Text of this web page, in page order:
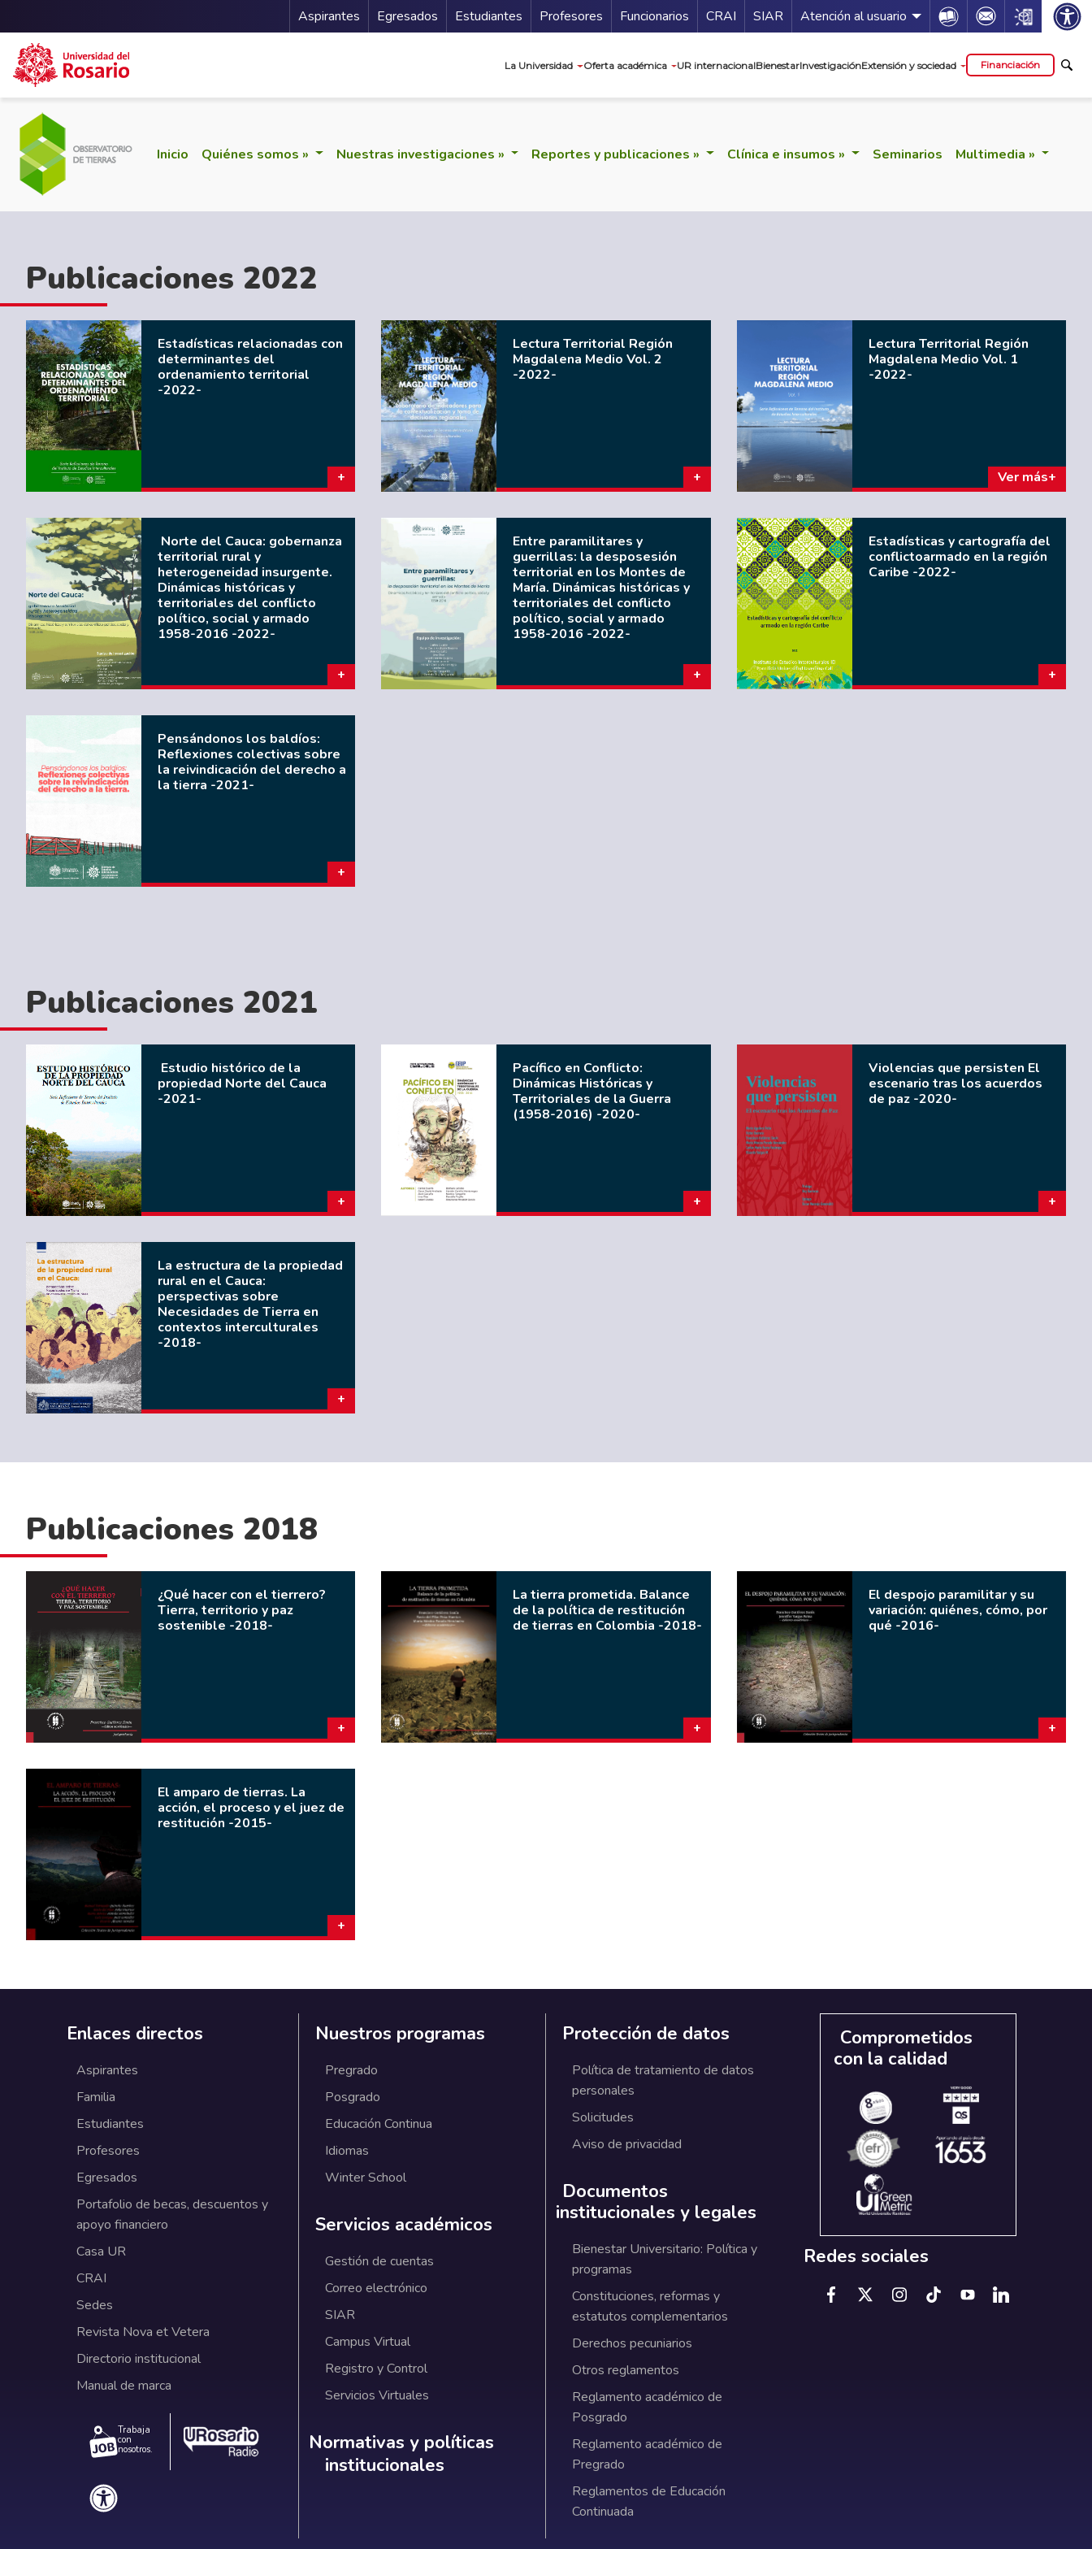
Menu Secundario
Aspirantes Egresados Estudiantes Profesores Funcionarios Guía de servicios
CRAI SIAR Atención al usuario Icon Icon Icon
La Universidad Oferta académica UR internacionalBienestarInvestigaciónExtensión y sociedad Financiación
Inicio (current)
Quiénes somos » Nuestras investigaciones » Reportes y publicaciones » Clínica e insumos » Seminarios Multimedia »
Publicaciones 2022
Estadísticas relacionadas con
determinantes del
ordenamiento territorial
-2022-
Lectura Territorial Región
Magdalena Medio Vol. 2
-2022-
Lectura Territorial Región
Magdalena Medio Vol. 1
-2022-
Ver más
Norte del Cauca: gobernanza
territorial rural y
heterogeneidad insurgente.
Dinámicas históricas y
territoriales del conflicto
político, social y armado
1958-2016 -2022-
Entre paramilitares y
guerrillas: la desposesión
territorial en los Montes de
María. Dinámicas históricas y
territoriales del conflicto
político, social y armado
1958-2016 -2022-
Estadísticas y cartografía del
conflictoarmado en la región
Caribe -2022-
Pensándonos los baldíos:
Reflexiones colectivas sobre
la reivindicación del derecho a
la tierra -2021-
Publicaciones 2021
Estudio histórico de la
propiedad Norte del Cauca
-2021-
Pacífico en Conflicto:
Dinámicas Históricas y
Territoriales de la Guerra
(1958-2016) -2020-
Violencias que persisten El
escenario tras los acuerdos
de paz -2020-
La estructura de la propiedad
rural en el Cauca:
perspectivas sobre
Necesidades de Tierra en
contextos interculturales
-2018-
Publicaciones 2018
¿Qué hacer con el tierrero?
Tierra, territorio y paz
sostenible -2018-
La tierra prometida. Balance
de la política de restitución
de tierras en Colombia -2018-
El despojo paramilitar y su
variación: quiénes, cómo, por
qué -2016-
El amparo de tierras. La
acción, el proceso y el juez de
restitución -2015-
Enlaces directos
Aspirantes
Familia
Estudiantes
Profesores
Egresados
Portafolio de becas, descuentos y
apoyo financiero
Casa UR
CRAI
Sedes
Revista Nova et Vetera
Directorio institucional
Manual de marca
Trabaja
con
nosotros.
Nuestros programas
Pregrado
Posgrado
Educación Continua
Idiomas
Winter School
Servicios académicos
Gestión de cuentas
Correo electrónico
SIAR
Campus Virtual
Registro y Control
Servicios Virtuales
Normativas y políticas institucionales
Normativas y políticas
institucionales
Protección de datos
Política de tratamiento de datos
personales
Solicitudes
Aviso de privacidad
Documentos
institucionales y legales
Bienestar Universitario: Política y
programas
Constituciones, reformas y
estatutos complementarios
Derechos pecuniarios
Otros reglamentos
Reglamento académico de
Posgrado
Reglamento académico de
Pregrado
Reglamentos de Educación
Continuada
Comprometidos
con la calidad
Redes sociales